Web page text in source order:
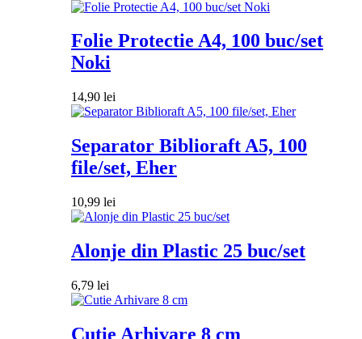
Folie Protectie A4, 100 buc/set
Noki
14,90 lei
Separator Biblioraft A5, 100
file/set, Eher
10,99 lei
Alonje din Plastic 25 buc/set
6,79 lei
Cutie Arhivare 8 cm